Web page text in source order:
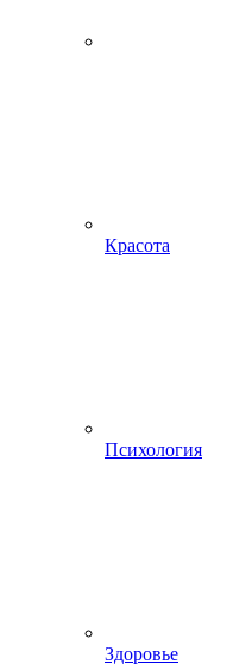
Красота
Психология
Здоровье